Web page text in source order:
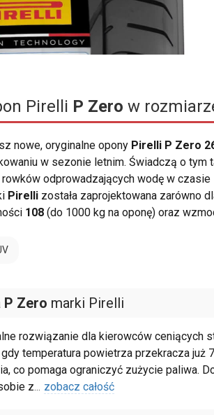
Pirelli P Zero w
nowe, oryginalne opony Pirelli P Zero
w sezonie letnim. Świadczą o
odprowadzających wodę w
Pirelli została zaprojektowana zarówno
108 (do 1000 kg na oponę) oraz
P Zero marki Pirelli
rozwiązanie dla kierowców ceniących
temperatura powietrza przekracza już
co pomaga ograniczyć zużycie paliwa.
z... zobacz całość